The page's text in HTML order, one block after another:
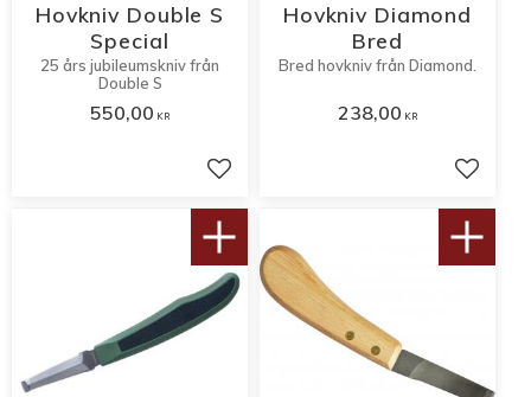
Hovkniv Double S
Special
25 års jubileumskniv från
Double S
550,00 KR
Lägg till i favoriter
Hovkniv Diamond
Bred
Bred hovkniv från Diamond.
238,00 KR
Lägg